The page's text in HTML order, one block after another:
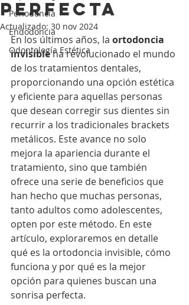
Periodoncia
Endodoncia
Odontología Estética
perfecta
Actualizado:30 nov 2024
En los últimos años, la ortodoncia
invisible ha revolucionado el mundo
de los tratamientos dentales,
proporcionando una opción estética
y eficiente para aquellas personas
que desean corregir sus dientes sin
recurrir a los tradicionales brackets
metálicos. Este avance no solo
mejora la apariencia durante el
tratamiento, sino que también
ofrece una serie de beneficios que
han hecho que muchas personas,
tanto adultos como adolescentes,
opten por este método. En este
artículo, exploraremos en detalle
qué es la ortodoncia invisible, cómo
funciona y por qué es la mejor
opción para quienes buscan una
sonrisa perfecta.